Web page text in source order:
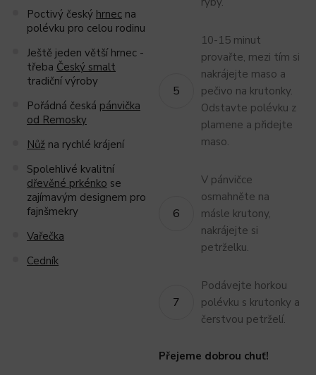
Poctivý český hrnec na
polévku pro celou rodinu
Ještě jeden větší hrnec -
třeba Český smalt
tradiční výroby
Pořádná česká pánvička
od Remosky
Nůž na rychlé krájení
Spolehlivé kvalitní
dřevěné prkénko se
zajímavým designem pro
fajnšmekry
Vařečka
Cedník
10-15 minut
provařte, mezi tím si
nakrájejte maso a
pečivo na krutonky.
Odstavte polévku z
plamene a přidejte
maso.
V pánvičce
osmahněte na
másle krutony,
nakrájejte si
petrželku.
Podávejte horkou
polévku s krutonky a
čerstvou petrželí.
Přejeme dobrou chuť!